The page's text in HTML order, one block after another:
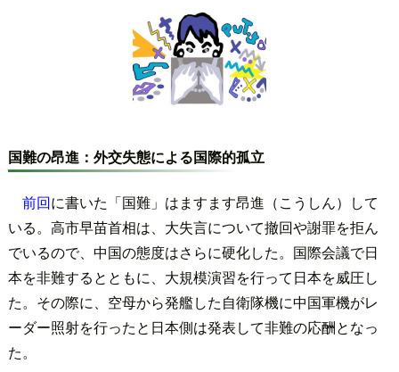
国難の昂進：外交失態による国際的孤立
前回に書いた「国難」はますます昂進（こうしん）して
いる。高市早苗首相は、大失言について撤回や謝罪を拒ん
でいるので、中国の態度はさらに硬化した。国際会議で日
本を非難するとともに、大規模演習を行って日本を威圧し
た。その際に、空母から発艦した自衛隊機に中国軍機がレ
ーダー照射を行ったと日本側は発表して非難の応酬となっ
た。